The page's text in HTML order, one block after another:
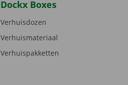
Dockx Boxes
Verhuisdozen
Verhuismateriaal
Verhuispakketten